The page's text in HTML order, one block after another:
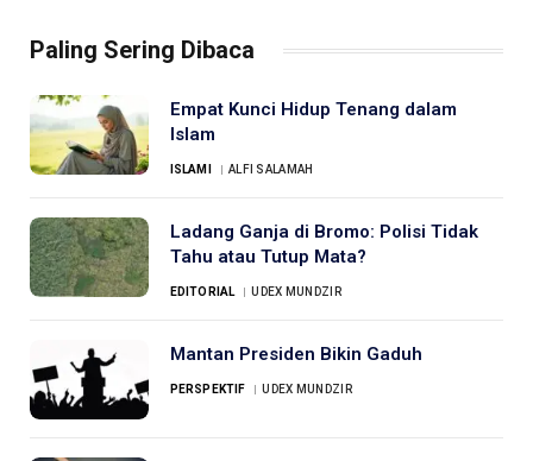
Paling Sering Dibaca
Empat Kunci Hidup Tenang dalam
Islam
ISLAMI ALFI SALAMAH
Ladang Ganja di Bromo: Polisi Tidak
Tahu atau Tutup Mata?
EDITORIAL UDEX MUNDZIR
Mantan Presiden Bikin Gaduh
PERSPEKTIF UDEX MUNDZIR